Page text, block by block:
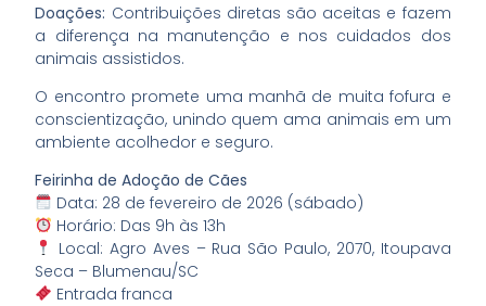
Doações: Contribuições diretas são aceitas e fazem
a diferença na manutenção e nos cuidados dos
animais assistidos.
O encontro promete uma manhã de muita fofura e
conscientização, unindo quem ama animais em um
ambiente acolhedor e seguro.
Feirinha de Adoção de Cães
Data: 28 de fevereiro de 2026 (sábado)
Horário: Das 9h às 13h
Local: Agro Aves – Rua São Paulo, 2070, Itoupava
Seca – Blumenau/SC
Entrada franca